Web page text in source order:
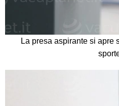
La presa aspirante si apre